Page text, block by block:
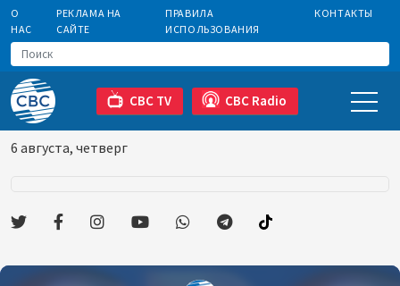
О
НАС
РЕКЛАМА НА
САЙТЕ
ПРАВИЛА
ИСПОЛЬЗОВАНИЯ
КОНТАКТЫ
CBC TV CBC Radio
6 августа, четверг